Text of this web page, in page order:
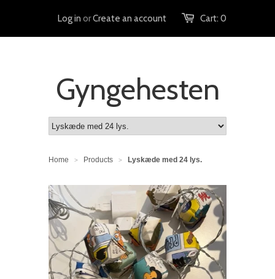
Cart: 0
Log in orCreate an account
Gyngehesten
Home > Products > Lyskæde med 24 lys.